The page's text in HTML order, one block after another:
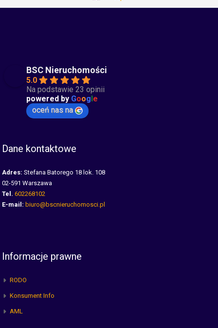
BSC Nieruchomości
5.0
Na podstawie 23 opinii
powered by Google
oceń nas na
Dane kontaktowe
Adres: Stefana Batorego 18 lok. 108
02-591 Warszawa
Tel. 602268102
E-mail: biuro@bscnieruchomosci.pl
Informacje prawne
RODO
Konsument Info
AML